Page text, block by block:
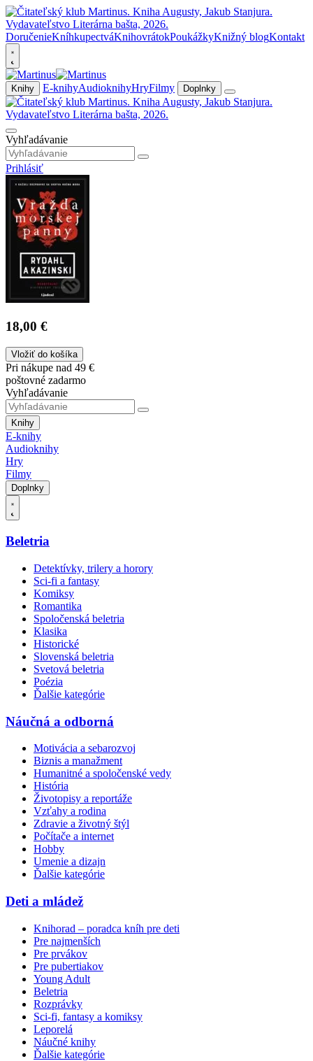
DoručenieKníhkupectváKnihovrátokPoukážkyKnižný blogKontakt
Knihy E-knihyAudioknihyHryFilmy Doplnky
Vyhľadávanie
Prihlásiť
18,00 €
Vložiť do košíka
Pri nákupe nad 49 €
poštovné zadarmo
Vyhľadávanie
Knihy
E-knihy
Audioknihy
Hry
Filmy
Doplnky
Beletria
Detektívky, trilery a horory
Sci-fi a fantasy
Komiksy
Romantika
Spoločenská beletria
Klasika
Historické
Slovenská beletria
Svetová beletria
Poézia
Ďalšie kategórie
Náučná a odborná
Motivácia a sebarozvoj
Biznis a manažment
Humanitné a spoločenské vedy
História
Životopisy a reportáže
Vzťahy a rodina
Zdravie a životný štýl
Počítače a internet
Hobby
Umenie a dizajn
Ďalšie kategórie
Deti a mládež
Knihorad – poradca kníh pre deti
Pre najmenších
Pre prvákov
Pre pubertiakov
Young Adult
Beletria
Rozprávky
Sci-fi, fantasy a komiksy
Leporelá
Náučné knihy
Ďalšie kategórie